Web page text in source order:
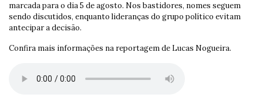
marcada para o dia 5 de agosto. Nos bastidores, nomes seguem
sendo discutidos, enquanto lideranças do grupo político evitam
antecipar a decisão.
Confira mais informações na reportagem de Lucas Nogueira.